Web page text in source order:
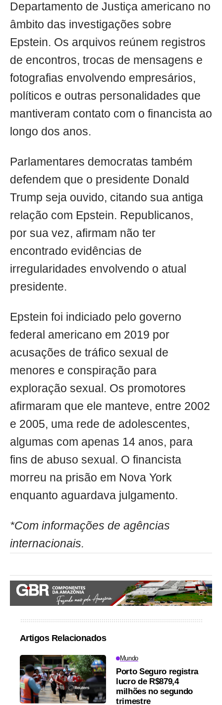
Departamento de Justiça americano no
âmbito das investigações sobre
Epstein. Os arquivos reúnem registros
de encontros, trocas de mensagens e
fotografias envolvendo empresários,
políticos e outras personalidades que
mantiveram contato com o financista ao
longo dos anos.
Parlamentares democratas também
defendem que o presidente Donald
Trump seja ouvido, citando sua antiga
relação com Epstein. Republicanos,
por sua vez, afirmam não ter
encontrado evidências de
irregularidades envolvendo o atual
presidente.
Epstein foi indiciado pelo governo
federal americano em 2019 por
acusações de tráfico sexual de
menores e conspiração para
exploração sexual. Os promotores
afirmaram que ele manteve, entre 2002
e 2005, uma rede de adolescentes,
algumas com apenas 14 anos, para
fins de abuso sexual. O financista
morreu na prisão em Nova York
enquanto aguardava julgamento.
*Com informações de agências
internacionais.
Artigos Relacionados
Mundo
Porto Seguro registra
lucro de R$879,4
milhões no segundo
trimestre